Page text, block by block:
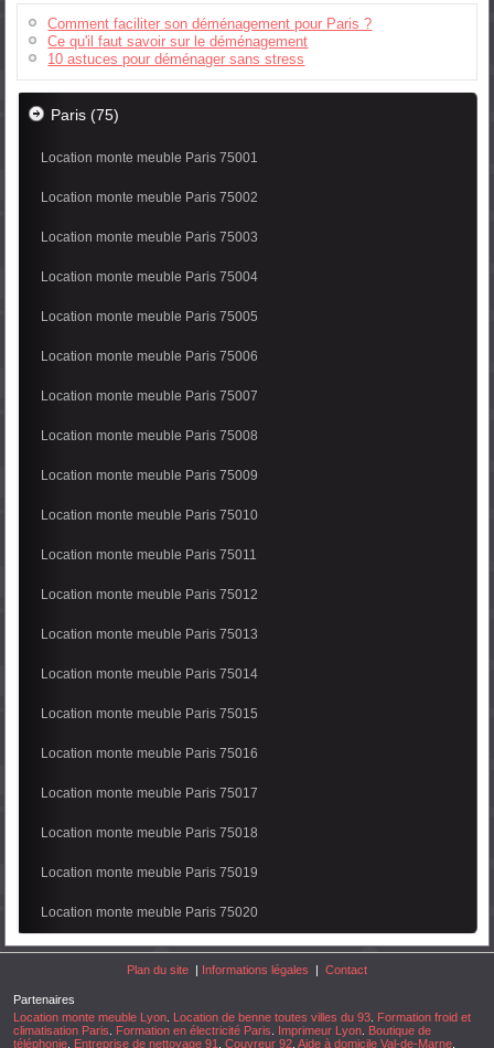
Comment faciliter son déménagement pour Paris ?
Ce qu'il faut savoir sur le déménagement
10 astuces pour déménager sans stress
Paris (75)
Location monte meuble Paris 75001
Location monte meuble Paris 75002
Location monte meuble Paris 75003
Location monte meuble Paris 75004
Location monte meuble Paris 75005
Location monte meuble Paris 75006
Location monte meuble Paris 75007
Location monte meuble Paris 75008
Location monte meuble Paris 75009
Location monte meuble Paris 75010
Location monte meuble Paris 75011
Location monte meuble Paris 75012
Location monte meuble Paris 75013
Location monte meuble Paris 75014
Location monte meuble Paris 75015
Location monte meuble Paris 75016
Location monte meuble Paris 75017
Location monte meuble Paris 75018
Location monte meuble Paris 75019
Location monte meuble Paris 75020
Plan du site | Informations légales | Contact
Partenaires
Location monte meuble Lyon. Location de benne toutes villes du 93. Formation froid et
climatisation Paris
Formation en électricité Paris Imprimeur Lyon. Boutique de
téléphonie. Entreprise de nettoyage 91 Couvreur 92. Aide à domicile Val-de-Marne.